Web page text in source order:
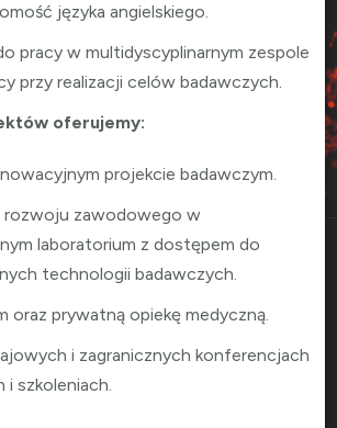
języka angielskiego.
pracy w multidyscyplinarnym zespole
przy realizacji celów badawczych.
oferujemy:
projekcie badawczym.
rozwoju zawodowego w
laboratorium z dostępem do
technologii badawczych.
oraz prywatną opiekę medyczną.
i zagranicznych konferencjach
i szkoleniach.